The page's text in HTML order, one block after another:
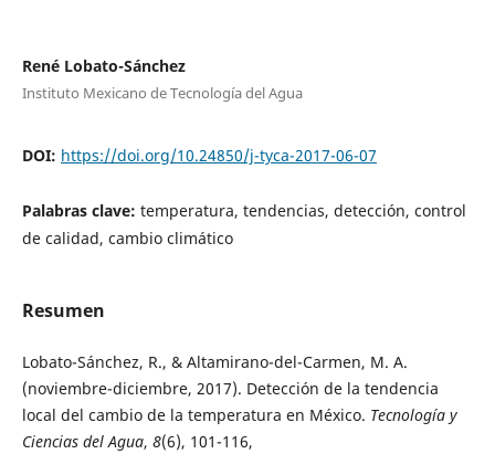
René Lobato-Sánchez
Instituto Mexicano de Tecnología del Agua
DOI: https://doi.org/10.24850/j-tyca-2017-06-07
Palabras clave: temperatura, tendencias, detección, control
de calidad, cambio climático
Resumen
Lobato-Sánchez, R., & Altamirano-del-Carmen, M. A.
(noviembre-diciembre, 2017). Detección de la tendencia
local del cambio de la temperatura en México. Tecnología y
Ciencias del Agua, 8(6), 101-116,